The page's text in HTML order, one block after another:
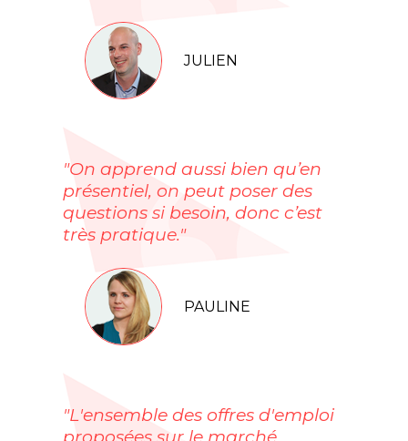
JULIEN
"On apprend aussi bien qu’en
présentiel, on peut poser des
questions si besoin, donc c’est
très pratique."
PAULINE
"L'ensemble des offres d'emploi
proposées sur le marché